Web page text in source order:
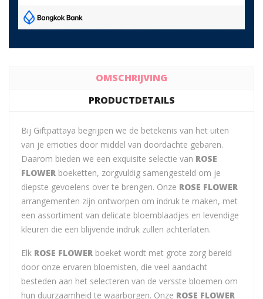
OMSCHRIJVING
PRODUCTDETAILS
Bij Giftpattaya begrijpen we de betekenis van het uiten
van je emoties door middel van doordachte gebaren.
Daarom bieden we een exquisite selectie van ROSE
FLOWER boeketten, zorgvuldig samengesteld om je
diepste gevoelens over te brengen. Onze ROSE FLOWER
arrangementen zijn ontworpen om indruk te maken, met
een assortiment van delicate bloemblaadjes en levendige
kleuren die een blijvende indruk zullen achterlaten.
Elk ROSE FLOWER boeket wordt met grote zorg bereid
door onze ervaren bloemisten, die veel aandacht
besteden aan het selecteren van de versste bloemen om
hun duurzaamheid te waarborgen. Onze ROSE FLOWER